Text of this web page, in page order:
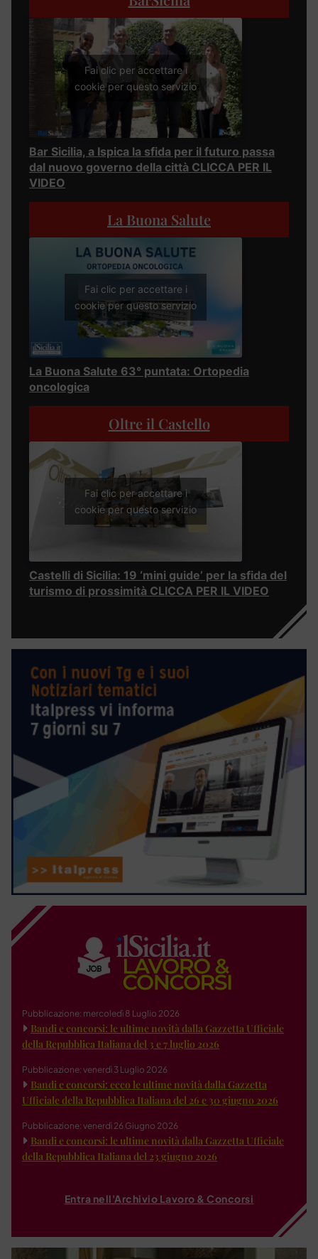
Fai clic per accettare i
cookie per questo servizio
Bar Sicilia, a Ispica la sfida per il futuro passa
dal nuovo governo della città CLICCA PER IL
VIDEO
La Buona Salute
Fai clic per accettare i
cookie per questo servizio
La Buona Salute 63° puntata: Ortopedia
oncologica
Oltre il Castello
Fai clic per accettare i
cookie per questo servizio
Castelli di Sicilia: 19 ‘mini guide’ per la sfida del
turismo di prossimità CLICCA PER IL VIDEO
Pubblicazione: mercoledì 8 Luglio 2026
Bandi e concorsi: le ultime novità dalla Gazzetta Ufficiale
della Repubblica Italiana del 3 e 7 luglio 2026
Pubblicazione: venerdì 3 Luglio 2026
Bandi e concorsi: ecco le ultime novità dalla Gazzetta
Ufficiale della Repubblica Italiana del 26 e 30 giugno 2026
Pubblicazione: venerdì 26 Giugno 2026
Bandi e concorsi: le ultime novità dalla Gazzetta Ufficiale
della Repubblica Italiana del 23 giugno 2026
Entra nell'Archivio Lavoro & Concorsi